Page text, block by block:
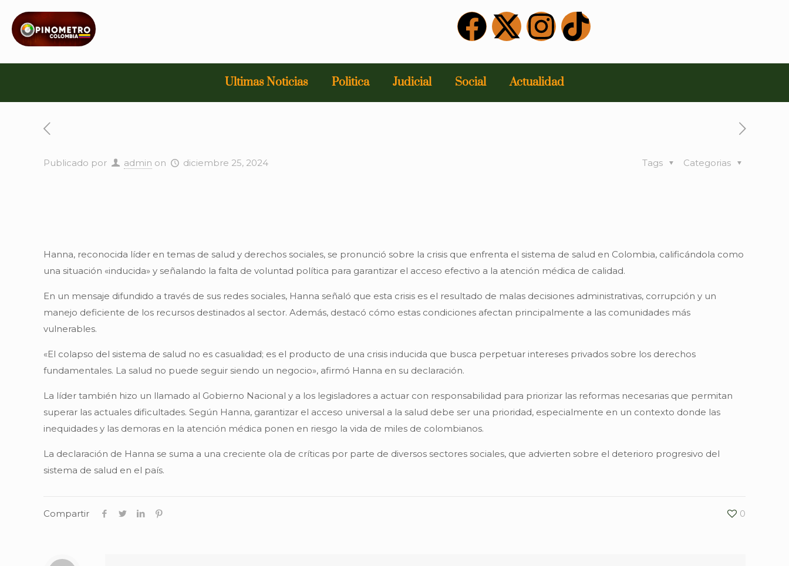
Ultimas Noticias Politica Judicial Social Actualidad
Publicado por admin on diciembre 25, 2024 Categorias
Tags
Hanna, reconocida líder en temas de salud y derechos sociales, se pronunció sobre la crisis que enfrenta el sistema de salud en Colombia, calificándola como
una situación «inducida» y señalando la falta de voluntad política para garantizar el acceso efectivo a la atención médica de calidad.
En un mensaje difundido a través de sus redes sociales, Hanna señaló que esta crisis es el resultado de malas decisiones administrativas, corrupción y un
manejo deficiente de los recursos destinados al sector. Además, destacó cómo estas condiciones afectan principalmente a las comunidades más
vulnerables.
«El colapso del sistema de salud no es casualidad; es el producto de una crisis inducida que busca perpetuar intereses privados sobre los derechos
fundamentales. La salud no puede seguir siendo un negocio», afirmó Hanna en su declaración.
La líder también hizo un llamado al Gobierno Nacional y a los legisladores a actuar con responsabilidad para priorizar las reformas necesarias que permitan
superar las actuales dificultades. Según Hanna, garantizar el acceso universal a la salud debe ser una prioridad, especialmente en un contexto donde las
inequidades y las demoras en la atención médica ponen en riesgo la vida de miles de colombianos.
La declaración de Hanna se suma a una creciente ola de críticas por parte de diversos sectores sociales, que advierten sobre el deterioro progresivo del
sistema de salud en el país.
Compartir 0